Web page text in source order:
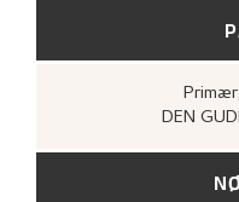
Primær
DEN